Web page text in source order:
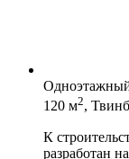
120 м2,
К
разработан